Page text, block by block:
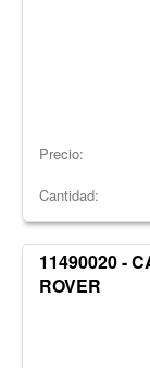
Precio:
Cantidad:
11490020 -
ROVER